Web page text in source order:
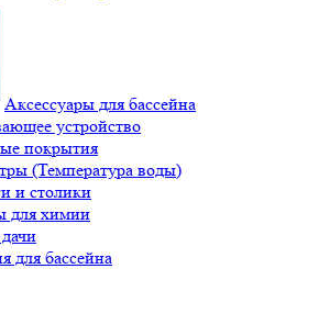
Аксессуары для бассейна
устройство
покрытия
(Температура воды)
и столики
для химии
для бассейна